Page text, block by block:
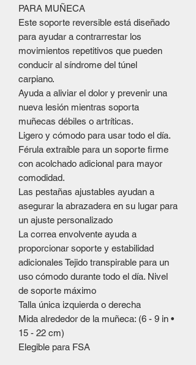
PARA MUÑECA
Este soporte reversible está diseñado
para ayudar a contrarrestar los
movimientos repetitivos que pueden
conducir al síndrome del túnel
carpiano.
Ayuda a aliviar el dolor y prevenir una
nueva lesión mientras soporta
muñecas débiles o artríticas.
Ligero y cómodo para usar todo el día.
Férula extraíble para un soporte firme
con acolchado adicional para mayor
comodidad.
Las pestañas ajustables ayudan a
asegurar la abrazadera en su lugar para
un ajuste personalizado
La correa envolvente ayuda a
proporcionar soporte y estabilidad
adicionales Tejido transpirable para un
uso cómodo durante todo el día. Nivel
de soporte máximo
Talla única izquierda o derecha
Mida alrededor de la muñeca: (6 - 9 in •
15 - 22 cm)
Elegible para FSA